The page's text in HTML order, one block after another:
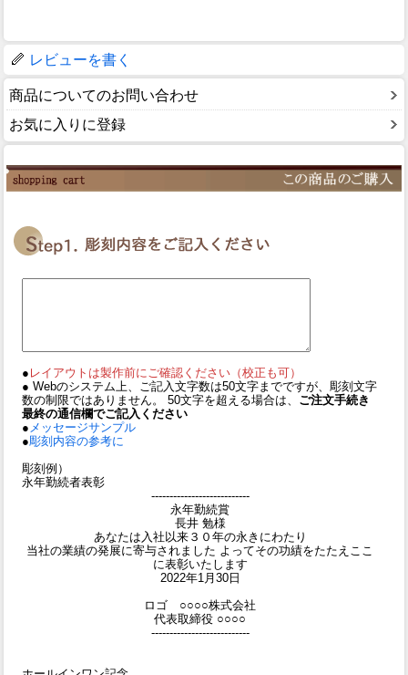
レビューを書く
商品についてのお問い合わせ
お気に入りに登録
● レイアウトは製作前にご確認ください（校正も可）
● Webのシステム上、ご記入文字数は50文字までですが、彫刻文字
数の制限ではありません。 50文字を超える場合は、 ご注文手続き
最終の通信欄でご記入ください
● メッセージサンプル
●彫刻内容の参考に
彫刻例）
永年勤続者表彰
---------------------------
永年勤続賞
長井 勉様
あなたは入社以来３０年の永きにわたり
当社の業績の発展に寄与されました よってその功績をたたえここ
に表彰いたします
2022年1月30日
ロゴ ○○○○株式会社
代表取締役 ○○○○
---------------------------